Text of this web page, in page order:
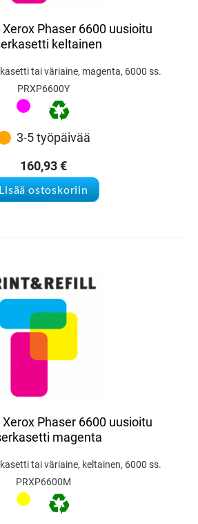
Xerox Phaser 6600 uusioitu
keltainen
tai väriaine, magenta, 6000 ss.
PRXP6600Y
3-5 työpäivää
160,93€
Lisää ostoskoriin
Xerox Phaser 6600 uusioitu
magenta
tai väriaine, keltainen, 6000 ss.
PRXP6600M